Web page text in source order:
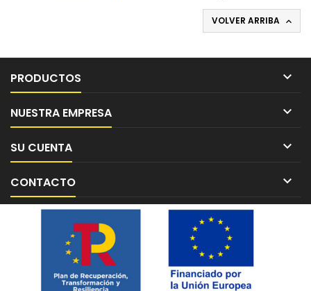
VOLVER ARRIBA 
PRODUCTOS 
NUESTRA EMPRESA 
SU CUENTA 
CONTACTO 